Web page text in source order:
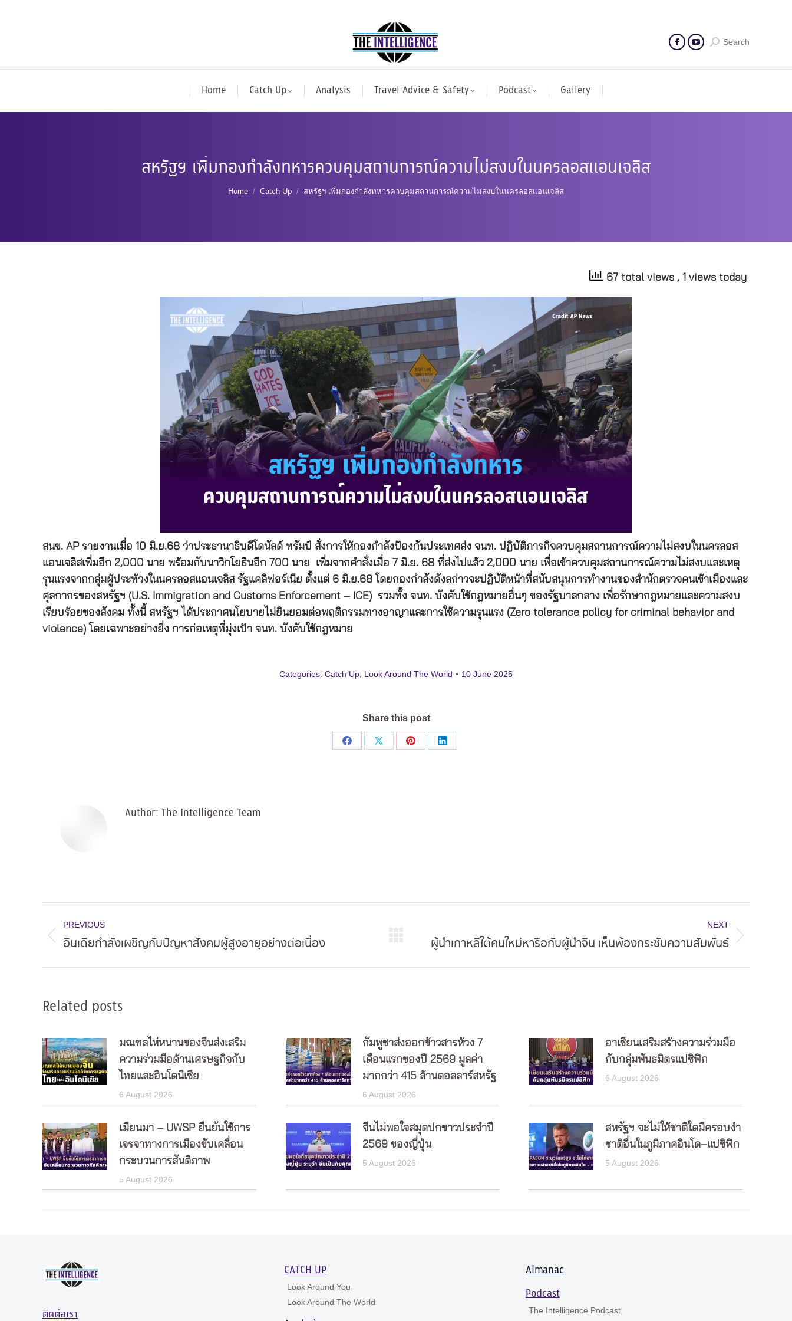
Search
Home Catch Up Analysis Travel Advice & Safety Podcast Gallery
สหรัฐฯ เพิ่มกองกำลังทหารควบคุมสถานการณ์ความไม่สงบในนครลอสแอนเจลิส
You are here:
Home Catch Up สหรัฐฯ เพิ่มกองกำลังทหารควบคุมสถานการณ์ความไม่สงบในนครลอสแอนเจลิส
67 total views , 1 views today
สนข. AP รายงานเมื่อ 10 มิ.ย.68 ว่าประธานาธิบดีโดนัลด์ ทรัมป์ สั่งการให้กองกำลังป้องกันประเทศส่ง จนท. ปฏิบัติภารกิจควบคุมสถานการณ์ความไม่สงบในนครลอส
แอนเจลิสเพิ่มอีก 2,000 นาย พร้อมกับนาวิกโยธินอีก 700 นาย เพิ่มจากคำสั่งเมื่อ 7 มิ.ย. 68 ที่ส่งไปแล้ว 2,000 นาย เพื่อเข้าควบคุมสถานการณ์ความไม่สงบและเหตุ
รุนแรงจากกลุ่มผู้ประท้วงในนครลอสแอนเจลิส รัฐแคลิฟอร์เนีย ตั้งแต่ 6 มิ.ย.68 โดยกองกำลังดังลก่าวจะปฏิบัติหน้าที่สนับสนุนการทำงานของสำนักตรวจคนเข้าเมืองและ
ศุลกากรของสหรัฐฯ (U.S. Immigration and Customs Enforcement – ICE) รวมทั้ง จนท. บังคับใช้กฎหมายอื่นๆ ของรัฐบาลกลาง เพื่อรักษากฎหมายและความสงบ
เรียบร้อยของสังคม ทั้งนี้ สหรัฐฯ ได้ประกาศนโยบายไม่ยินยอมต่อพฤติกรรมทางอาญาและการใช้ความรุนแรง (Zero tolerance policy for criminal behavior and
violence) โดยเฉพาะอย่างยิ่ง การก่อเหตุที่มุ่งเป้า จนท. บังคับใช้กฎหมาย
Categories: Catch Up Look Around The World 10 June 2025
Share this post
Share
Share
Share
Share
Author: The Intelligence Team
navigation
PREVIOUS
Previous
อินเดียกำลังเผชิญกับปัญหาสังคมผู้สูงอายุอย่างต่อเนื่อง
NEXT
Next
ผู้นำเกาหลีใต้คนใหม่หารือกับผู้นำจีน เห็นพ้องกระชับความสัมพันธ์
Related posts
มณฑลไห่หนานของจีนส่งเสริม
ความร่วมมือด้านเศรษฐกิจกับ
ไทยและอินโดนีเซีย
6 August 2026
กัมพูชาส่งออกข้าวสารห้วง 7
เดือนแรกของปี 2569 มูลค่า
มากกว่า 415 ล้านดอลลาร์สหรัฐ
6 August 2026
อาเซียนเสริมสร้างความร่วมมือ
กับกลุ่มพันธมิตรแปซิฟิก
6 August 2026
เมียนมา – UWSP ยืนยันใช้การ
เจรจาทางการเมืองขับเคลื่อน
กระบวนการสันติภาพ
5 August 2026
จีนไม่พอใจสมุดปกขาวประจำปี
2569 ของญี่ปุ่น
5 August 2026
สหรัฐฯ จะไม่ให้ชาติใดมีครอบงำ
ชาติอื่นในภูมิภาคอินโด–แปซิฟิก
5 August 2026
ติดต่อเรา
CATCH UP
Look Around You
Look Around The World
Almanac
Podcast
The Intelligence Podcast